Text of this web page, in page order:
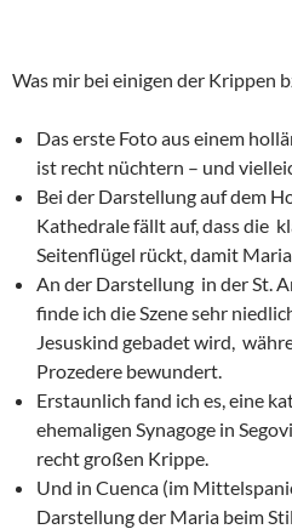
Was mir bei einigen der Krippen
Das erste Foto aus einem
ist recht nüchtern – und
Bei der Darstellung auf dem
Kathedrale fällt auf, dass die
Seitenflügel rückt, damit
An der Darstellung in der St.
finde ich die Szene sehr
Jesuskind gebadet wird,
Prozedere bewundert.
Erstaunlich fand ich es, eine
ehemaligen Synagoge in
recht großen Krippe.
Und in Cuenca (im
Darstellung der Maria beim